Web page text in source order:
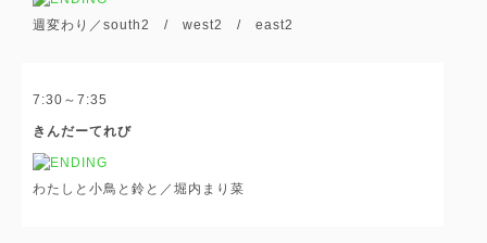
週変わり／south2 / west2 / east2
7:30～7:35
きんだーてれび
わたしと小鳥と鈴と／堀内まり菜